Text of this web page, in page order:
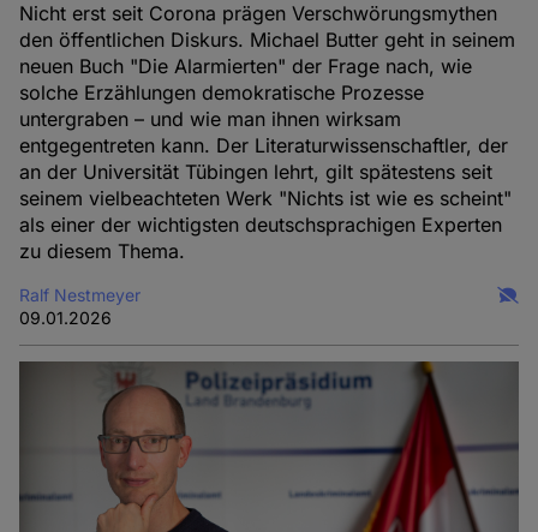
Nicht erst seit Corona prägen Verschwörungsmythen
den öffentlichen Diskurs. Michael Butter geht in seinem
neuen Buch "Die Alarmierten" der Frage nach, wie
solche Erzählungen demokratische Prozesse
untergraben – und wie man ihnen wirksam
entgegentreten kann. Der Literaturwissenschaftler, der
an der Universität Tübingen lehrt, gilt spätestens seit
seinem vielbeachteten Werk "Nichts ist wie es scheint"
als einer der wichtigsten deutschsprachigen Experten
zu diesem Thema.
Ralf Nestmeyer
09.01.2026